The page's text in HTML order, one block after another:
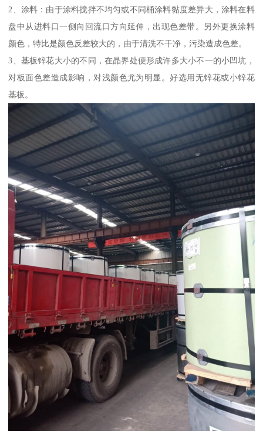
2、涂料：由于涂料搅拌不均匀或不同桶涂料黏度差异大，涂料在料
盘中从进料口一侧向回流口方向延伸，出现色差带。另外更换涂料
颜色，特比是颜色反差较大的，由于清洗不干净，污染造成色差。
3、基板锌花大小的不同，在晶界处便形成许多大小不一的小凹坑，
对板面色差造成影响，对浅颜色尤为明显。好选用无锌花或小锌花
基板。